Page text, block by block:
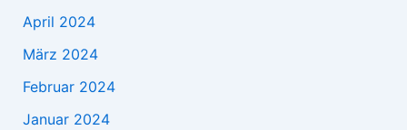
April 2024
März 2024
Februar 2024
Januar 2024